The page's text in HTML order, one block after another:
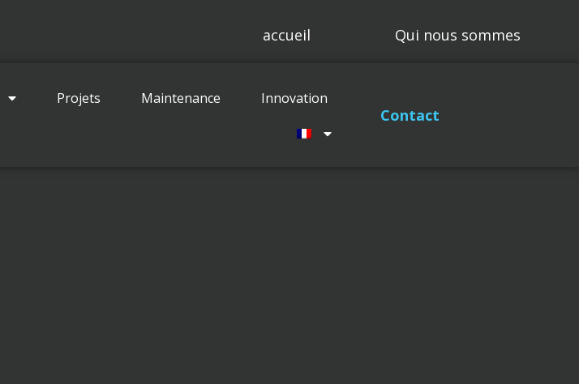
accueil
Qui nous sommes
Maintenance
Innovation
Projets Maintenance Innovation
Contact